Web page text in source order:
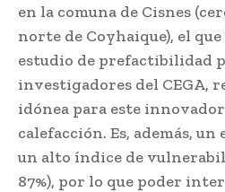
en la comuna de Cisnes
norte de Coyhaique), el
estudio de prefactibilidad
investigadores del CEGA,
idónea para este
calefacción. Es, además,
un alto índice de
87%), por lo que poder